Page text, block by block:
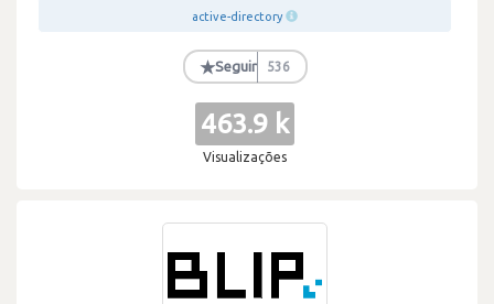
active-directory
★Seguir 536
463.9 k
Visualizações